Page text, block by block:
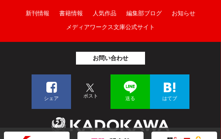
新刊情報 書籍情報 人気作品 編集部ブログ
お知らせ
メディアワークス文庫公式サイト
お問い合わせ
シェア ポスト 送る はてブ